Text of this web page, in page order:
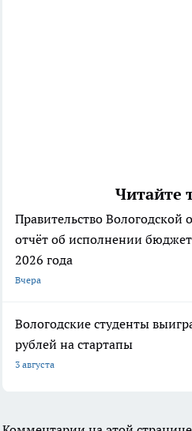
Читайте
Правительство Вологодской
отчёт об исполнении
2026 года
Вчера
Вологодские студенты
рублей на стартапы
3 августа